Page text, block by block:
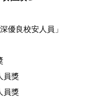
優良校安人員」
員獎
員獎